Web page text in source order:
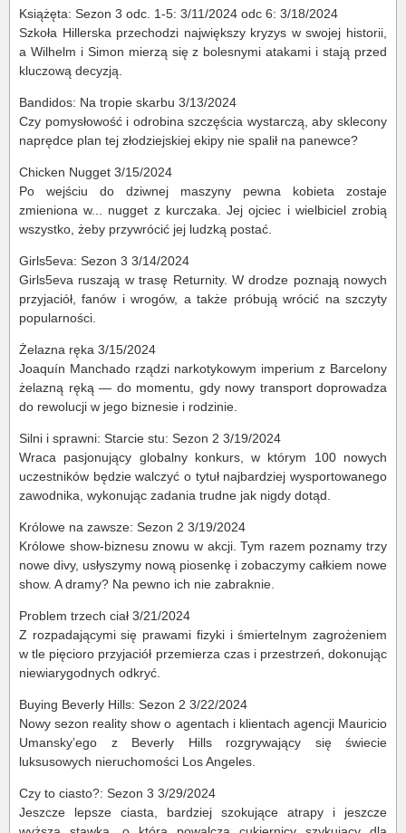
Książęta: Sezon 3 odc. 1-5: 3/11/2024 odc 6: 3/18/2024
Szkoła Hillerska przechodzi największy kryzys w swojej historii,
a Wilhelm i Simon mierzą się z bolesnymi atakami i stają przed
kluczową decyzją.
Bandidos: Na tropie skarbu 3/13/2024
Czy pomysłowość i odrobina szczęścia wystarczą, aby sklecony
naprędce plan tej złodziejskiej ekipy nie spalił na panewce?
Chicken Nugget 3/15/2024
Po wejściu do dziwnej maszyny pewna kobieta zostaje
zmieniona w... nugget z kurczaka. Jej ojciec i wielbiciel zrobią
wszystko, żeby przywrócić jej ludzką postać.
Girls5eva: Sezon 3 3/14/2024
Girls5eva ruszają w trasę Returnity. W drodze poznają nowych
przyjaciół, fanów i wrogów, a także próbują wrócić na szczyty
popularności.
Żelazna ręka 3/15/2024
Joaquín Manchado rządzi narkotykowym imperium z Barcelony
żelazną ręką — do momentu, gdy nowy transport doprowadza
do rewolucji w jego biznesie i rodzinie.
Silni i sprawni: Starcie stu: Sezon 2 3/19/2024
Wraca pasjonujący globalny konkurs, w którym 100 nowych
uczestników będzie walczyć o tytuł najbardziej wysportowanego
zawodnika, wykonując zadania trudne jak nigdy dotąd.
Królowe na zawsze: Sezon 2 3/19/2024
Królowe show-biznesu znowu w akcji. Tym razem poznamy trzy
nowe divy, usłyszymy nową piosenkę i zobaczymy całkiem nowe
show. A dramy? Na pewno ich nie zabraknie.
Problem trzech ciał 3/21/2024
Z rozpadającymi się prawami fizyki i śmiertelnym zagrożeniem
w tle pięcioro przyjaciół przemierza czas i przestrzeń, dokonując
niewiarygodnych odkryć.
Buying Beverly Hills: Sezon 2 3/22/2024
Nowy sezon reality show o agentach i klientach agencji Mauricio
Umansky’ego z Beverly Hills rozgrywający się świecie
luksusowych nieruchomości Los Angeles.
Czy to ciasto?: Sezon 3 3/29/2024
Jeszcze lepsze ciasta, bardziej szokujące atrapy i jeszcze